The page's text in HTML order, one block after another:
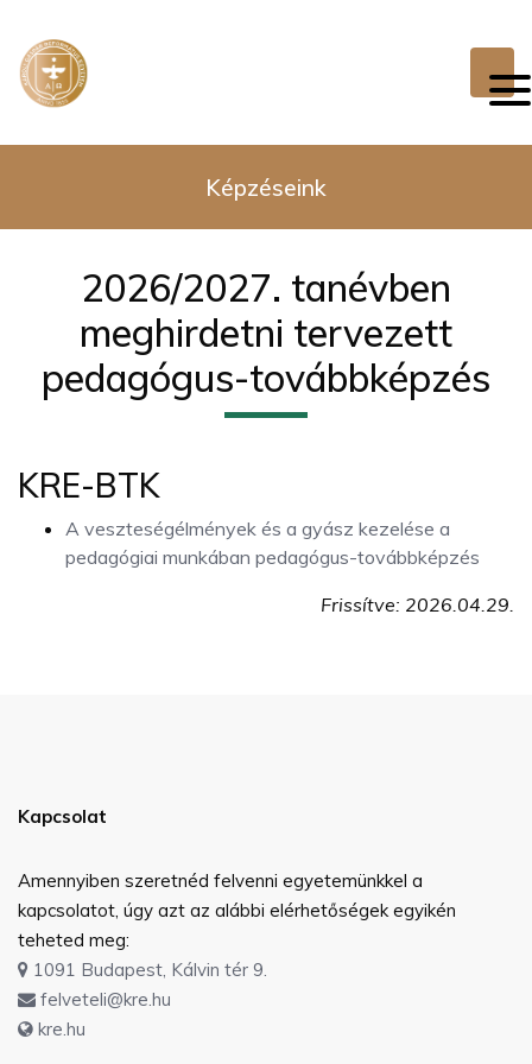
Képzéseink
2026/2027. tanévben
meghirdetni tervezett
pedagógus-továbbképzés
KRE-BTK
A veszteségélmények és a gyász kezelése a
pedagógiai munkában pedagógus-továbbképzés
Frissítve: 2026.04.29.
Kapcsolat
Amennyiben szeretnéd felvenni egyetemünkkel a
kapcsolatot, úgy azt az alábbi elérhetőségek egyikén
teheted meg:
1091 Budapest, Kálvin tér 9.
felveteli@kre.hu
kre.hu